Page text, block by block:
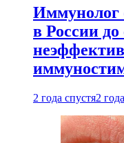
Иммунолог
в России
2 года спустя2